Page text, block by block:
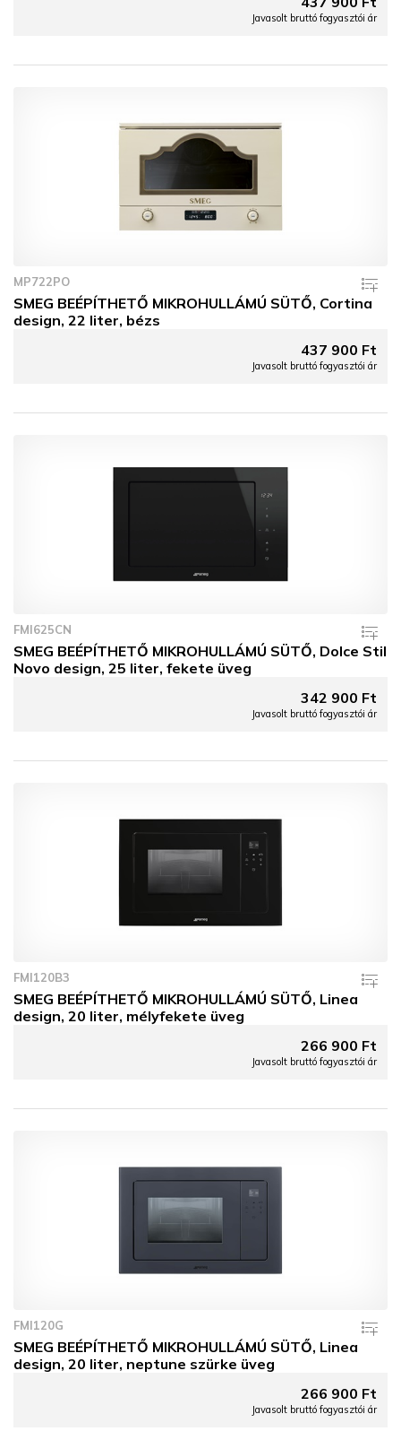
Javasolt bruttó fogyasztói ár
MP722PO
SMEG BEÉPÍTHETŐ MIKROHULLÁMÚ SÜTŐ, Cortina
design, 22 liter, bézs
437 900 Ft
Javasolt bruttó fogyasztói ár
FMI625CN
SMEG BEÉPÍTHETŐ MIKROHULLÁMÚ SÜTŐ, Dolce Stil
Novo design, 25 liter, fekete üveg
342 900 Ft
Javasolt bruttó fogyasztói ár
FMI120B3
SMEG BEÉPÍTHETŐ MIKROHULLÁMÚ SÜTŐ, Linea
design, 20 liter, mélyfekete üveg
266 900 Ft
Javasolt bruttó fogyasztói ár
FMI120G
SMEG BEÉPÍTHETŐ MIKROHULLÁMÚ SÜTŐ, Linea
design, 20 liter, neptune szürke üveg
266 900 Ft
Javasolt bruttó fogyasztói ár